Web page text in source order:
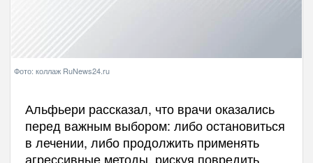
Фото: коллаж RuNews24.ru
Альфьери рассказал, что врачи оказались
перед важным выбором: либо остановиться
в лечении, либо продолжить применять
агрессивные методы, рискуя повредить